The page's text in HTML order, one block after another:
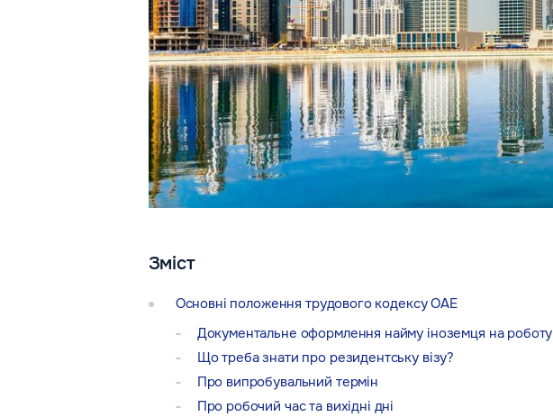
Зміст
Основні положення трудового кодексу ОАЕ
Документальне оформлення найму іноземця на роботу
Що треба знати про резидентську візу?
Про випробувальний термін
Про робочий час та вихідні дні